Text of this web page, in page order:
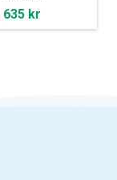
635 kr